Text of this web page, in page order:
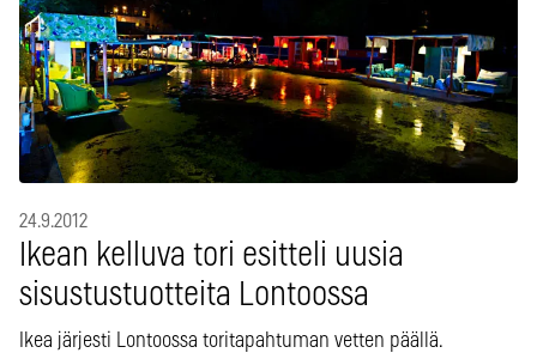
24.9.2012
Ikean kelluva tori esitteli uusia
sisustustuotteita Lontoossa
Ikea järjesti Lontoossa toritapahtuman vetten päällä.